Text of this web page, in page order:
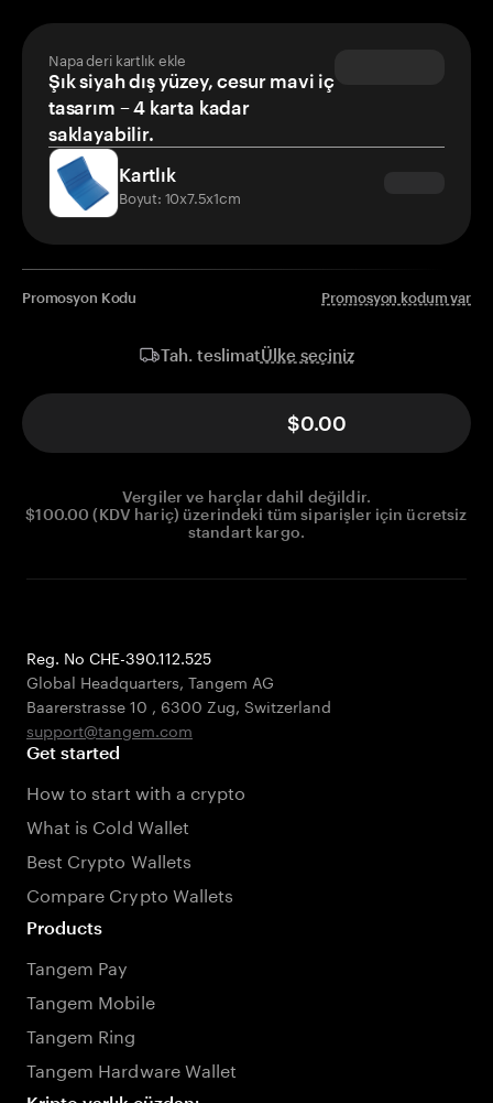
Napa deri kartlık ekle
Şık siyah dış yüzey, cesur mavi iç
tasarım – 4 karta kadar
saklayabilir.
Kartlık
Boyut: 10x7.5x1cm
Promosyon Kodu Promosyon kodum var
Tah. teslimatÜlke seçiniz
$0.00
Vergiler ve harçlar dahil değildir.
$100.00 (KDV hariç) üzerindeki tüm siparişler için ücretsiz
standart kargo.
Reg. No CHE-390.112.525
Global Headquarters, Tangem AG
Baarerstrasse 10 , 6300 Zug, Switzerland
support@tangem.com
Get started
How to start with a crypto
What is Cold Wallet
Best Crypto Wallets
Compare Crypto Wallets
Products
Tangem Pay
Tangem Mobile
Tangem Ring
Tangem Hardware Wallet